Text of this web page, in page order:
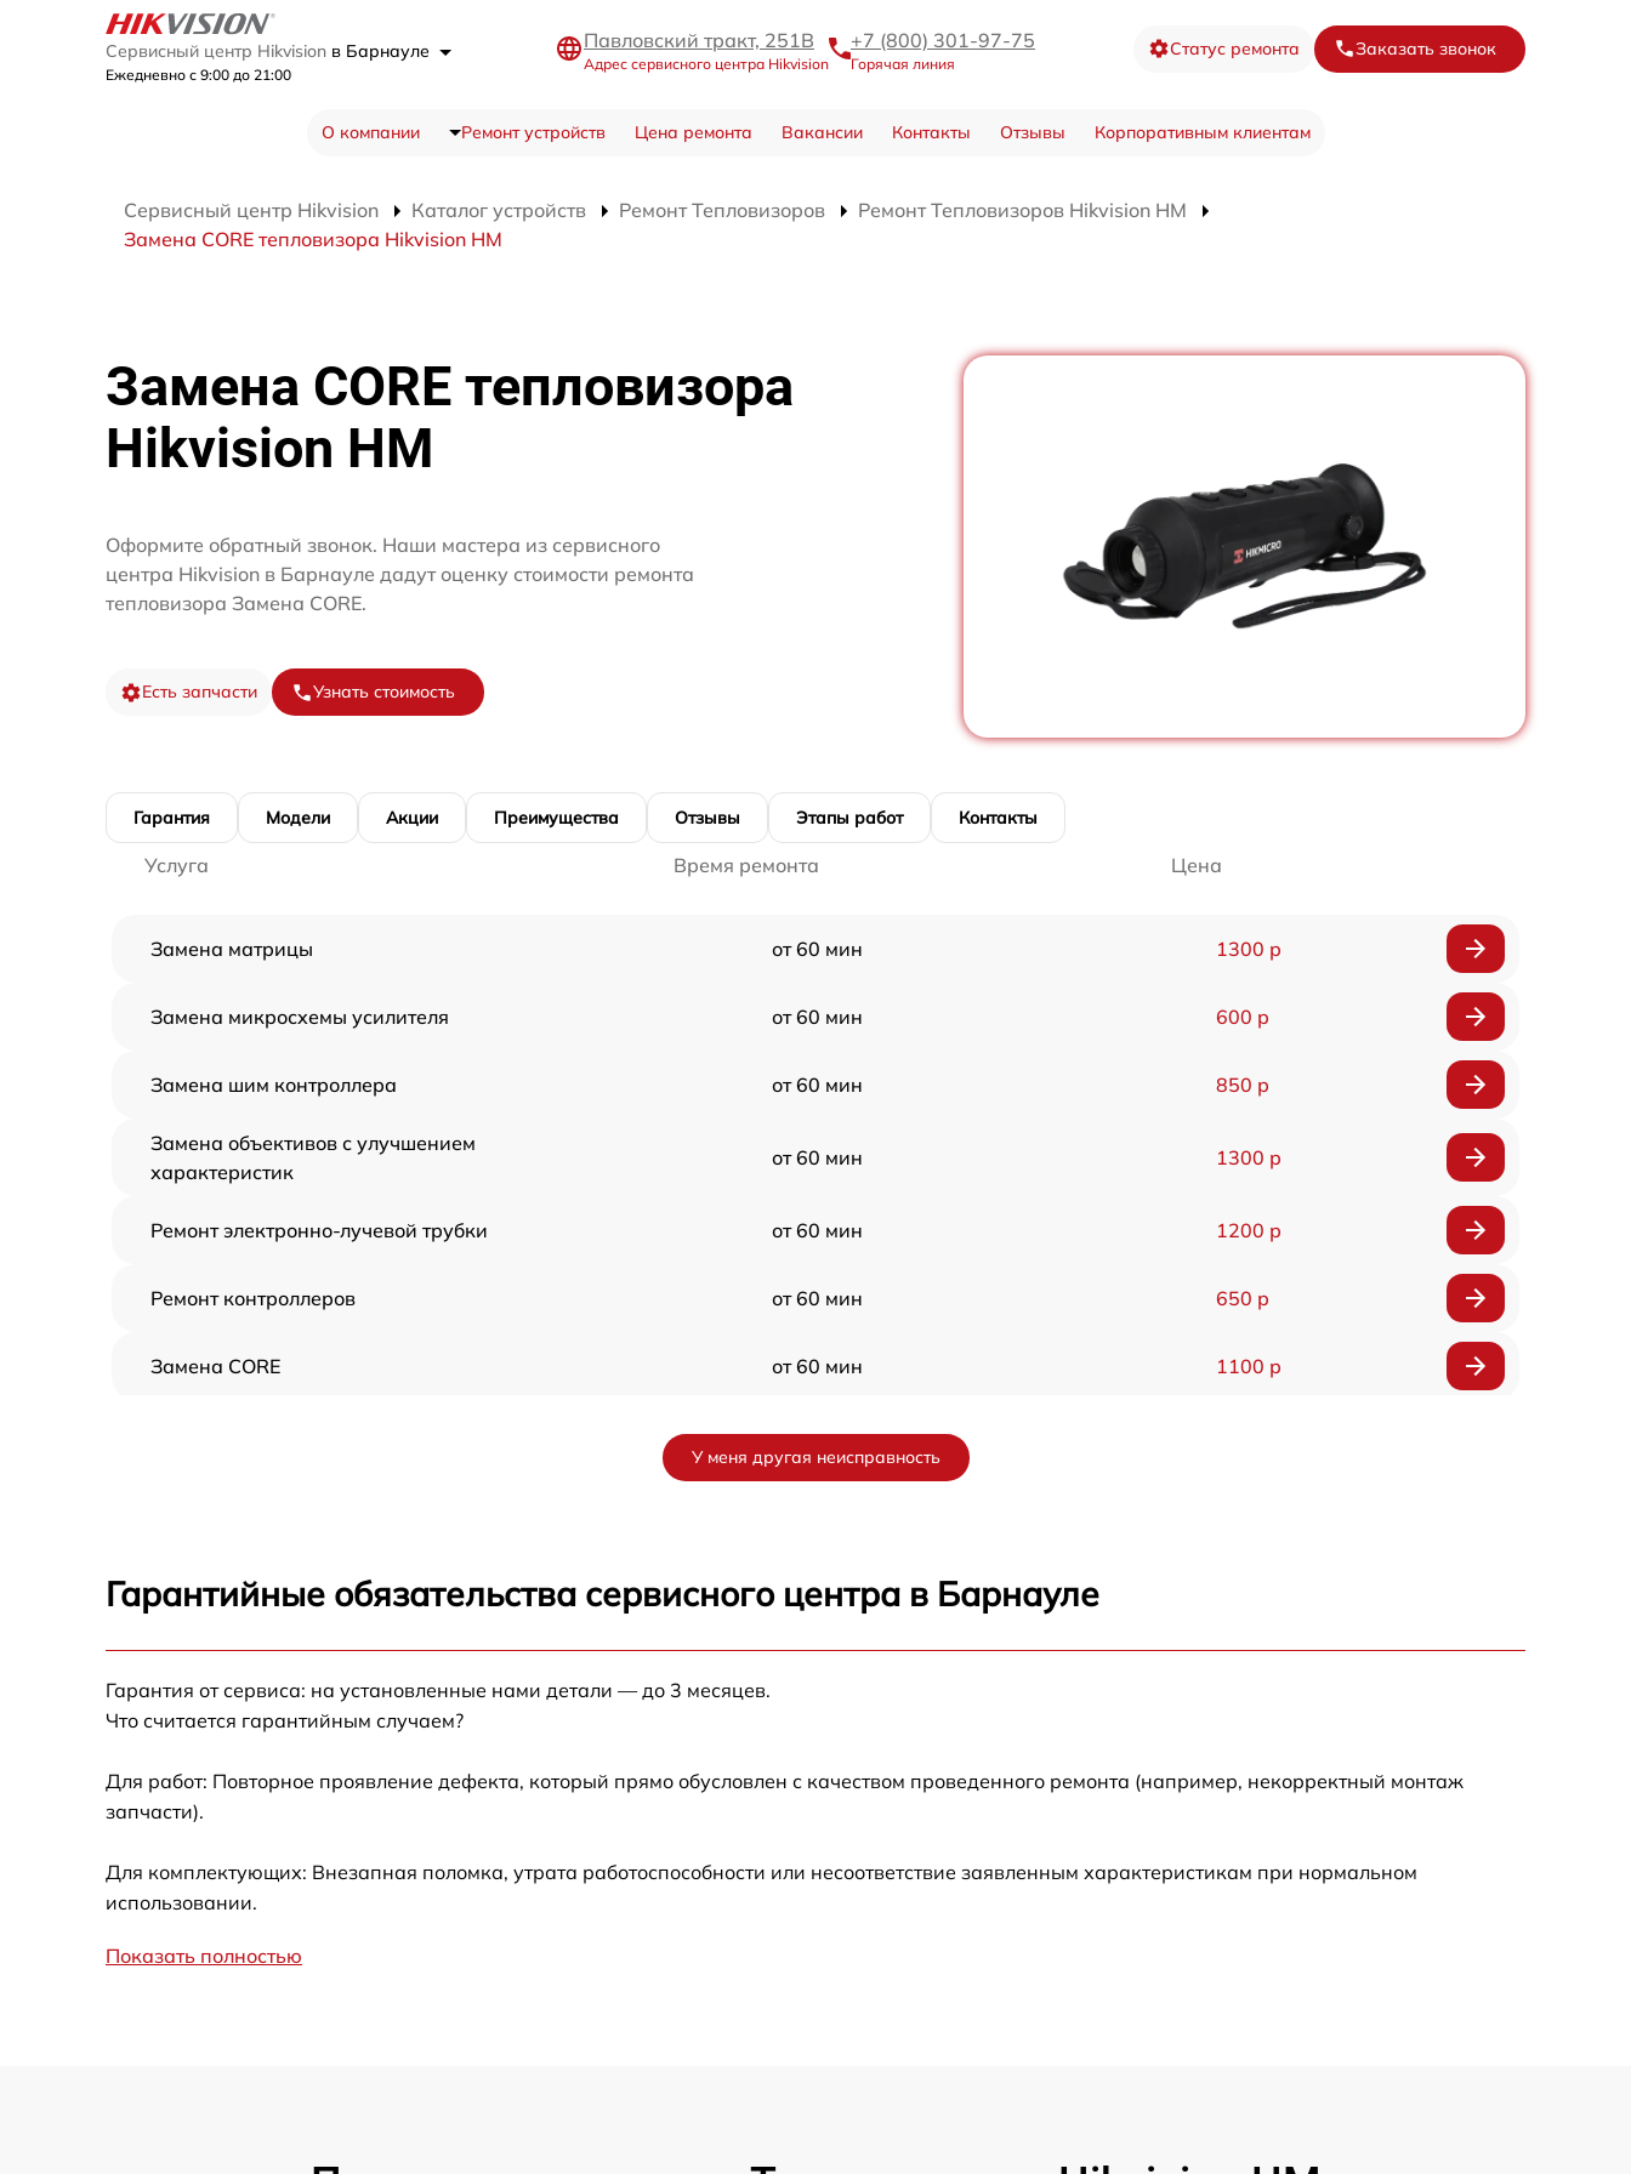
Сервисный центр Hikvision в Барнауле
Ежедневно с 9:00 до 21:00
Павловский тракт, 251В
Адрес сервисного центра Hikvision
+7 (800) 301-97-75
Горячая линия
Статус ремонта Заказать звонок
О компании Ремонт устройств Цена ремонта Вакансии Контакты Отзывы Корпоративным клиентам
Сервисный центр Hikvision Каталог устройств Ремонт Тепловизоров
Ремонт Тепловизоров Hikvision HM
Замена CORE тепловизора Hikvision HM
Замена CORE тепловизора
Hikvision HM
Оформите обратный звонок. Наши мастера из сервисного
центра Hikvision в Барнауле дадут оценку стоимости ремонта
тепловизора Замена CORE.
Есть запчасти Узнать стоимость
Гарантия Модели Акции Преимущества Отзывы Этапы работ Контакты
Услуга Время ремонта Цена
Замена матрицы от 60 мин 1300 р
Замена микросхемы усилителя от 60 мин 600 р
Замена шим контроллера от 60 мин 850 р
Замена объективов с улучшением
характеристик
от 60 мин 1300 р
Ремонт электронно-лучевой трубки от 60 мин 1200 р
Ремонт контроллеров от 60 мин 650 р
Замена CORE от 60 мин 1100 р
от 60 мин
Ремонт встроенного дальнометра и
других устройств
Замена микросхемы логики от 60 мин 450 р
У меня другая неисправность
Гарантийные обязательства сервисного центра в Барнауле
Гарантия от сервиса: на установленные нами детали — до 3 месяцев.
Что считается гарантийным случаем?
Для работ: Повторное проявление дефекта, который прямо обусловлен с качеством проведенного ремонта (например, некорректный монтаж
запчасти).
Для комплектующих: Внезапная поломка, утрата работоспособности или несоответствие заявленным характеристикам при нормальном
использовании.
Показать полностью